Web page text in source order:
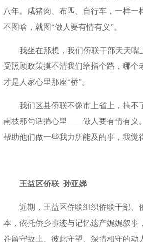
八年。咸猪肉、布匹、自行车，一样
不图啥，就图“做人要有情有义”。
我坐在那想，我们侨联干部天天嘴
受照顾政策摸不清我们给指个路，哪个
才是人家心里那座“桥”。
我们区县侨联不像市上省上，搞不
南枝那句话揣心里——做人要有情有义
帮助他们做一些我力所能及的事，我觉
王益区侨联 孙亚娣
近期，王益区侨联组织侨联干部、
本，依托侨乡事迹与记忆遗产娓娓叙
眷留守故土、彼此守望、深情相守的动